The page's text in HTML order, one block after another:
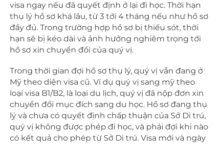
visa ngay nếu đã quyết định ở lại đi học. Thời hạn
thụ lý hồ sơ khá lâu, từ 3 tới 4 tháng nếu như hồ sơ
đầy đủ. Trong trường hợp hồ sơ bị thiếu sót, thời
hạn sẽ bị kéo dài và ảnh hưởng nghiêm trọng tới
hồ sơ xin chuyển đổi của quý vị.
Trong thời gian đợi hồ sơ thụ lý, quý vị vẫn đang ở
Mỹ theo diện visa cũ. Ví dụ quý vị sang mỹ theo
loại visa B1/B2, là loại du lịch, quý vị đã nộp đơn xin
chuyển đổi mục đích sang du học. Hồ sơ đang thụ
lý và chưa có quyết định chấp thuận của Sở Di trú,
quý vị không được phép đi học, và phải đợi khi nào
có kết quả cho phép từ Sở Di trú. Visa mới và ngày